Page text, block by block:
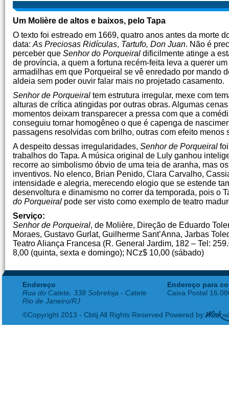
Um Molière de altos e baixos, pelo Tapa
O texto foi estreado em 1669, quatro anos antes da morte
data: As Preciosas Ridículas, Tartufo, Don Juan. Não é
perceber que Senhor do Porqueiral dificilmente atinge a
de província, a quem a fortuna recém-feita leva a querer
armadilhas em que Porqueiral se vê enredado por mando
aldeia sem poder ouvir falar mais no projetado casamento.
Senhor de Porqueiral tem estrutura irregular, mexe com
alturas de crítica atingidas por outras obras. Algumas
momentos deixam transparecer a pressa com que a
conseguiu tornar homogêneo o que é capenga de
passagens resolvidas com brilho, outras com efeito menos
A despeito dessas irregularidades, Senhor de Porqueiral
trabalhos do Tapa. A música original de Luly ganhou
recorre ao simbolismo óbvio de uma teia de aranha, mas
inventivos. No elenco, Brian Penido, Clara Carvalho,
intensidade e alegria, merecendo elogio que se estende
desenvoltura e dinamismo no correr da temporada, pois o
do Porqueiral pode ser visto como exemplo de teatro
Serviço:
Senhor de Porqueiral, de Molière, Direção de Eduardo
Moraes, Gustavo Gurlat, Guilherme Sant’Anna, Jarbas
Teatro Aliança Francesa (R. General Jardim, 182 – Tel:
8,00 (quinta, sexta e domingo); NCz$ 10,00 (sábado)
Endereço
Rua do Catete, 338 Sobreloja - Catete
Rio de Janeiro/RJ
Endereço para
Caixa Postal
©Copyright 2013 - Cbtij All Rights Reserved Powered by: